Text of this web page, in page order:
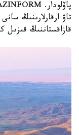
قازاقستاننىڭ قىزىل